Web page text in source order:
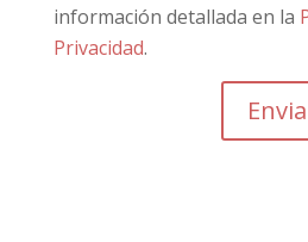
información detallada en la
Privacidad.